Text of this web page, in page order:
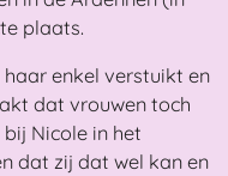
plaats.
enkel verstuikt en
dat vrouwen toch
Nicole in het
dat zij dat wel kan en